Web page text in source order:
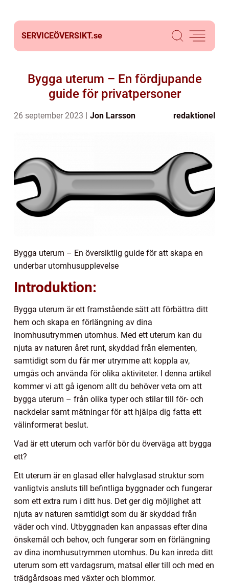
SERVICEÖVERSIKT.se
Bygga uterum – En fördjupande
guide för privatpersoner
26 september 2023 Jon Larsson redaktionel
Bygga uterum – En översiktlig guide för att skapa en
underbar utomhusupplevelse
Introduktion:
Bygga uterum är ett framstående sätt att förbättra ditt
hem och skapa en förlängning av dina
inomhusutrymmen utomhus. Med ett uterum kan du
njuta av naturen året runt, skyddad från elementen,
samtidigt som du får mer utrymme att koppla av,
umgås och använda för olika aktiviteter. I denna artikel
kommer vi att gå igenom allt du behöver veta om att
bygga uterum – från olika typer och stilar till för- och
nackdelar samt mätningar för att hjälpa dig fatta ett
välinformerat beslut.
Vad är ett uterum och varför bör du överväga att bygga
ett?
Ett uterum är en glasad eller halvglasad struktur som
vanligtvis ansluts till befintliga byggnader och fungerar
som ett extra rum i ditt hus. Det ger dig möjlighet att
njuta av naturen samtidigt som du är skyddad från
väder och vind. Utbyggnaden kan anpassas efter dina
önskemål och behov, och fungerar som en förlängning
av dina inomhusutrymmen utomhus. Du kan inreda ditt
uterum som ett vardagsrum, matsal eller till och med en
trädgårdsoas med växter och blommor.